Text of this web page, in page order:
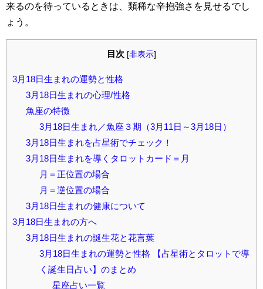
来るのを待っているときは、類稀な辛抱強さを見せるでし
ょう。
目次 [非表示]
3月18日生まれの運勢と性格
3月18日生まれの心理/性格
魚座の特徴
3月18日生まれ／魚座３期（3月11日～3月18日）
3月18日生まれを占星術でチェック！
3月18日生まれを導くタロットカード＝月
月＝正位置の場合
月＝逆位置の場合
3月18日生まれの健康について
3月18日生まれの方へ
3月18日生まれの誕生花と花言葉
3月18日生まれの運勢と性格 【占星術とタロットで導
く誕生日占い】のまとめ
星座占い一覧